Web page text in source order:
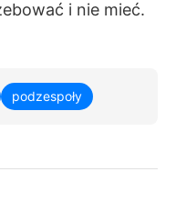
i nie mieć.
podzespoły